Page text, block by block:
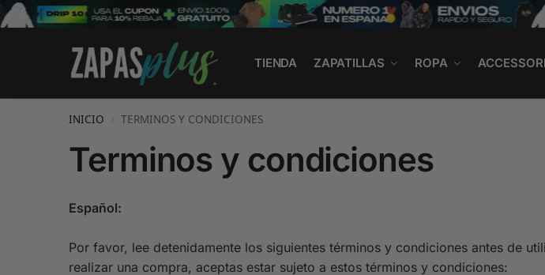
TIENDA ZAPATILLAS ROPA
Search
INICIO TERMINOS Y CONDICIONES
Terminos y condiciones
Español:
Por favor, lee detenidamente los siguientes términos y condiciones antes de
realizar una compra, aceptas estar sujeto a estos términos y condiciones: